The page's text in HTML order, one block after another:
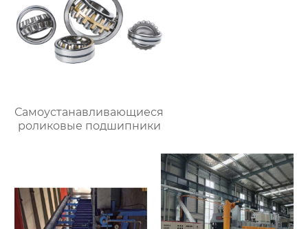
Самоустанавливающиеся
роликовые подшипники